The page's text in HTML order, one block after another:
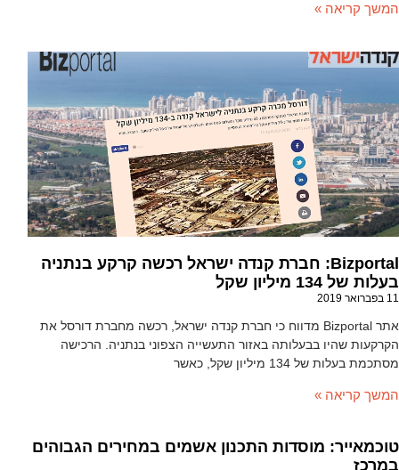
המשך קריאה »
Bizportal: חברת קנדה ישראל רכשה קרקע בנתניה
בעלות של 134 מיליון שקל
11 בפברואר 2019
אתר Bizportal מדווח כי חברת קנדה ישראל, רכשה מחברת דורסל את
הקרקעות שהיו בבעלותה באזור התעשייה הצפוני בנתניה. הרכישה
מסתכמת בעלות של 134 מיליון שקל, כאשר
המשך קריאה »
טוכמאייר: מוסדות התכנון אשמים במחירים הגבוהים
במרכז